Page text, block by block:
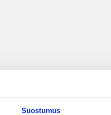
Suostumus